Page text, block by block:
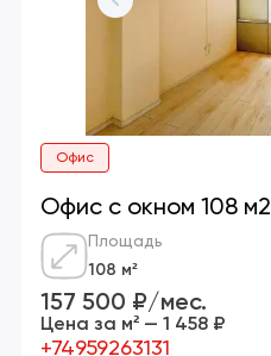
Офис
Офис с окном 108 м2
Площадь
108 м²
157 500 ₽/мес.
Цена за м² — 1 458 ₽
+74959263131